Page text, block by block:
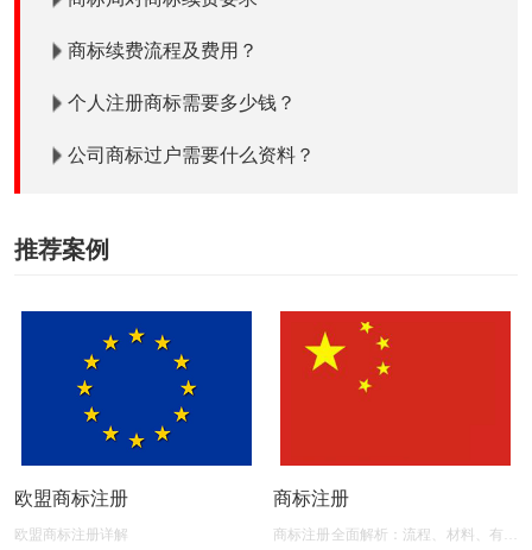
商标续费流程及费用？
个人注册商标需要多少钱？
公司商标过户需要什么资料？
推荐案例
欧盟商标注册
欧盟商标注册详解
商标注册
商标注册全面解析：流程、材料、有效